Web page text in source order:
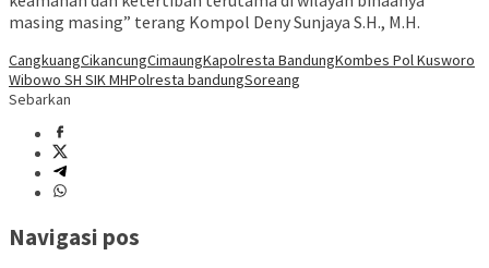
masing masing” terang Kompol Deny Sunjaya S.H., M.H.
CangkuangCikancungCimaungKapolresta BandungKombes Pol Kusworo
Wibowo SH SIK MHPolresta bandungSoreang
Sebarkan
Navigasi pos